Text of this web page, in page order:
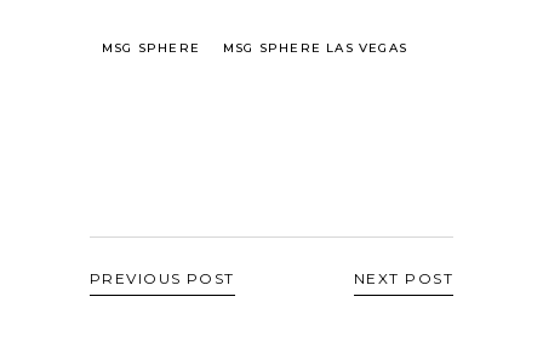
MSG SPHERE MSG SPHERE LAS VEGAS
PREVIOUS POST NEXT POST